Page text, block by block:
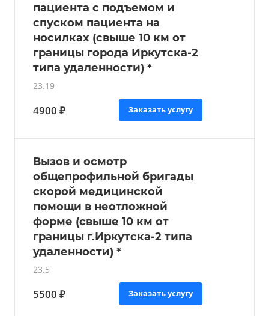
пациента с подъемом и
спуском пациента на
носилках (свыше 10 км от
границы города Иркутска-2
типа удаленности) *
23.19
4900 ₽ Заказать услугу
Вызов и осмотр
общепрофильной бригады
скорой медицинской
помощи в неотложной
форме (свыше 10 км от
границы г.Иркутска-2 типа
удаленности) *
23.5
5500 ₽ Заказать услугу